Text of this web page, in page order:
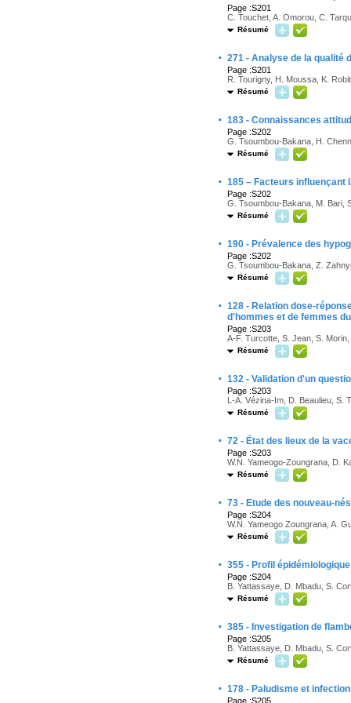
Page :S201
C. Touchet, A. Omorou, C.
Résumé
· 271 - Analyse de la qualité
Page :S201
R. Tourigny, H. Moussa, K.
Résumé
· 183 - Connaissances
Page :S202
G. Tsoumbou-Bakana, H.
Résumé
· 185 – Facteurs
Page :S202
G. Tsoumbou-Bakana, M. Bari,
Résumé
· 190 - Prévalence des
Page :S202
G. Tsoumbou-Bakana, Z.
Résumé
· 128 - Relation dose-
d'hommes et de femmes
Page :S203
A-F. Turcotte, S. Jean, S.
Résumé
· 132 - Validation d'un
Page :S203
L-A. Vézina-Im, D. Beaulieu, S.
Résumé
· 72 - État des lieux de la
Page :S203
W.N. Yameogo-Zoungrana, D.
Résumé
· 73 - Etude des nouveau-
Page :S204
W.N. Yameogo Zoungrana, A.
Résumé
· 355 - Profil
Page :S204
B. Yattassaye, D. Mbadu, S.
Résumé
· 385 - Investigation de
Page :S205
B. Yattassaye, D. Mbadu, S.
Résumé
· 178 - Paludisme et
Page :S205